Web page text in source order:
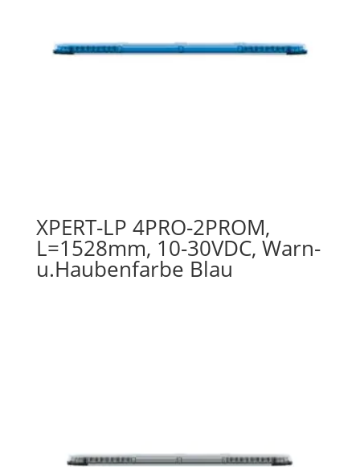
XPERT-LP 4PRO-2PROM,
L=1528mm, 10-30VDC, Warn-
u.Haubenfarbe Blau